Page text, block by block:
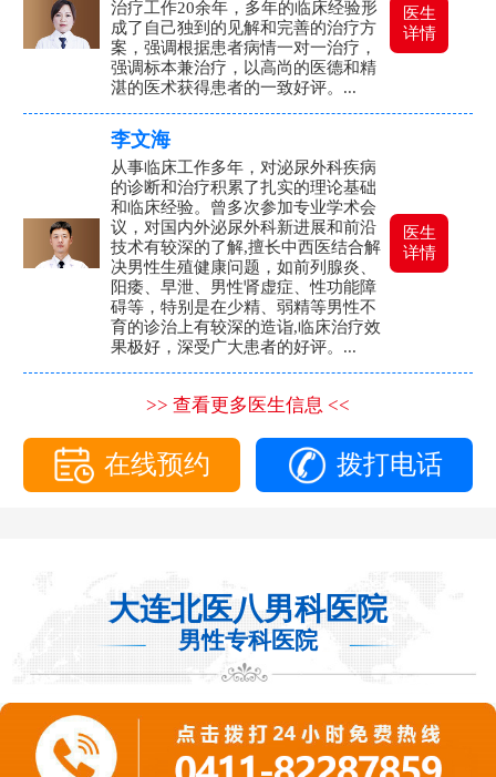
治疗工作20余年，多年的临床经验形
成了自己独到的见解和完善的治疗方
案，强调根据患者病情一对一治疗，
强调标本兼治疗，以高尚的医德和精
湛的医术获得患者的一致好评。...
医生
详情
李文海
从事临床工作多年，对泌尿外科疾病
的诊断和治疗积累了扎实的理论基础
和临床经验。曾多次参加专业学术会
议，对国内外泌尿外科新进展和前沿
技术有较深的了解,擅长中西医结合解
决男性生殖健康问题，如前列腺炎、
阳痿、早泄、男性肾虚症、性功能障
碍等，特别是在少精、弱精等男性不
育的诊治上有较深的造诣,临床治疗效
果极好，深受广大患者的好评。...
医生
详情
>> 查看更多医生信息 <<
在线预约 拨打电话
大连北医八男科医院
男性专科医院